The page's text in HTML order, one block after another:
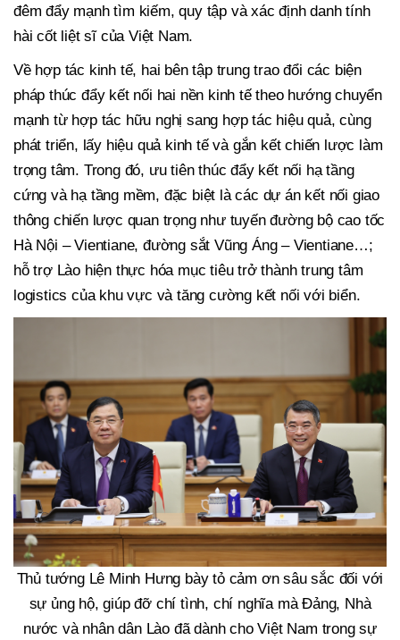
đêm đẩy mạnh tìm kiếm, quy tập và xác định danh tính
hài cốt liệt sĩ của Việt Nam.
Về hợp tác kinh tế, hai bên tập trung trao đổi các biện
pháp thúc đẩy kết nối hai nền kinh tế theo hướng chuyển
mạnh từ hợp tác hữu nghị sang hợp tác hiệu quả, cùng
phát triển, lấy hiệu quả kinh tế và gắn kết chiến lược làm
trọng tâm. Trong đó, ưu tiên thúc đẩy kết nối hạ tầng
cứng và hạ tầng mềm, đặc biệt là các dự án kết nối giao
thông chiến lược quan trọng như tuyến đường bộ cao tốc
Hà Nội – Vientiane, đường sắt Vũng Áng – Vientiane…;
hỗ trợ Lào hiện thực hóa mục tiêu trở thành trung tâm
logistics của khu vực và tăng cường kết nối với biển.
Thủ tướng Lê Minh Hưng bày tỏ cảm ơn sâu sắc đối với
sự ủng hộ, giúp đỡ chí tình, chí nghĩa mà Đảng, Nhà
nước và nhân dân Lào đã dành cho Việt Nam trong sự